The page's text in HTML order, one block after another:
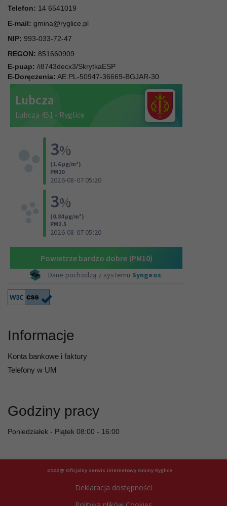
Telefon: 14 6541019
E-mail: gmina@ryglice.pl
NIP: 993-033-72-47
REGON: 851660909
E-puap: /i8743decx3/SkrytkaESP
E-Doręczenia: AE:PL-50947-36669-BGJAR-30
Informacje
Konta bankowe i faktury
Telefony w UM
Godziny pracy
Poniedziałek - Piątek 08:00 - 16:00
2022@ Oficjalny serwis internetowy Gminy Ryglice
Deklaracja dostępności